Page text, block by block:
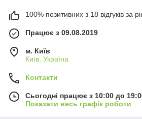
100% позитивних з 18 відгуків за
Працює з 09.08.2019
м. Київ
Київ, Україна
Контакти
Сьогодні працює з 10:00 до
Показати весь графік роботи